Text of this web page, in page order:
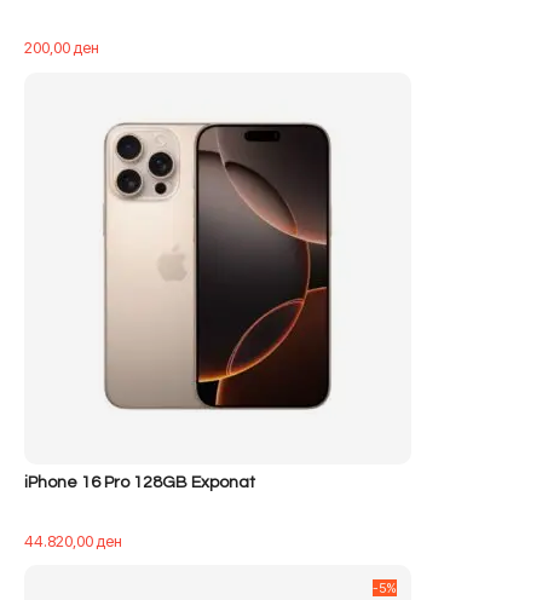
200,00ден
iPhone 16 Pro 128GB Exponat
44.820,00ден
-5%